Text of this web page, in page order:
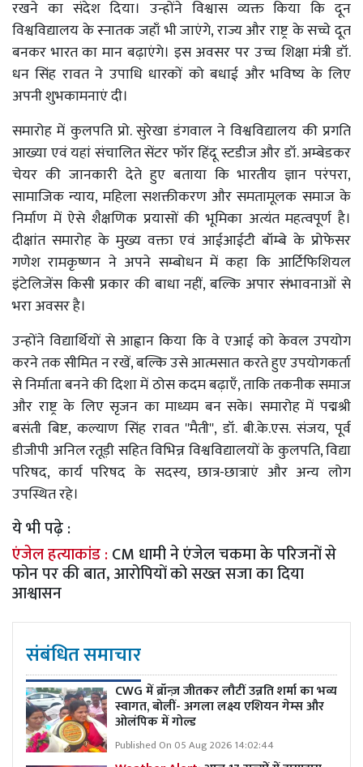
रखने का संदेश दिया। उन्होंने विश्वास व्यक्त किया कि दून
विश्वविद्यालय के स्नातक जहाँ भी जाएंगे, राज्य और राष्ट्र के सच्चे दूत
बनकर भारत का मान बढ़ाएंगे। इस अवसर पर उच्च शिक्षा मंत्री डॉ.
धन सिंह रावत ने उपाधि धारकों को बधाई और भविष्य के लिए
अपनी शुभकामनाएं दी।
समारोह में कुलपति प्रो. सुरेखा डंगवाल ने विश्वविद्यालय की प्रगति
आख्या एवं यहां संचालित सेंटर फॉर हिंदू स्टडीज और डॉ. अम्बेडकर
चेयर की जानकारी देते हुए बताया कि भारतीय ज्ञान परंपरा,
सामाजिक न्याय, महिला सशक्तीकरण और समतामूलक समाज के
निर्माण में ऐसे शैक्षणिक प्रयासों की भूमिका अत्यंत महत्वपूर्ण है।
दीक्षांत समारोह के मुख्य वक्ता एवं आईआईटी बॉम्बे के प्रोफेसर
गणेश रामकृष्णन ने अपने सम्बोधन में कहा कि आर्टिफिशियल
इंटेलिजेंस किसी प्रकार की बाधा नहीं, बल्कि अपार संभावनाओं से
भरा अवसर है।
उन्होंने विद्यार्थियों से आह्वान किया कि वे एआई को केवल उपयोग
करने तक सीमित न रखें, बल्कि उसे आत्मसात करते हुए उपयोगकर्ता
से निर्माता बनने की दिशा में ठोस कदम बढ़ाएँ, ताकि तकनीक समाज
और राष्ट्र के लिए सृजन का माध्यम बन सके। समारोह में पद्मश्री
बसंती बिष्ट, कल्याण सिंह रावत ''मैती'', डॉ. बी.के.एस. संजय, पूर्व
डीजीपी अनिल रतूड़ी सहित विभिन्न विश्वविद्यालयों के कुलपति, विद्या
परिषद, कार्य परिषद के सदस्य, छात्र-छात्राएं और अन्य लोग
उपस्थित रहे।
ये भी पढ़े :
एंजेल हत्याकांड :CM धामी ने एंजेल चकमा के परिजनों से
फोन पर की बात, आरोपियों को सख्त सजा का दिया
आश्वासन
संबंधित समाचार
CWG में ब्रॉन्ज़ जीतकर लौटीं उन्नति शर्मा का भव्य
स्वागत, बोलीं- अगला लक्ष्य एशियन गेम्स और
ओलंपिक में गोल्ड
Published On 05 Aug 2026 14:02:44